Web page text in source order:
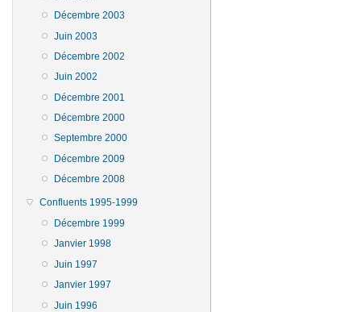
Décembre 2003
Juin 2003
Décembre 2002
Juin 2002
Décembre 2001
Décembre 2000
Septembre 2000
Décembre 2009
Décembre 2008
Confluents 1995-1999
Décembre 1999
Janvier 1998
Juin 1997
Janvier 1997
Juin 1996